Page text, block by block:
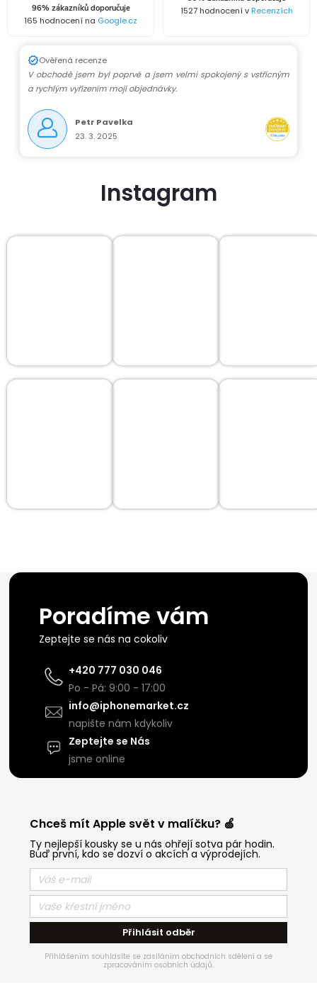
96% zákazníků doporučuje
165 hodnocení na Google.cz
1527 hodnocení vRecenzích
Ověřená recenze
V obchodě jsem byl poprvé a jsem velmi spokojený s vstřícným
a rychlým vyřízením mojí objednávky.
Petr Pavelka
23. 3. 2025
Instagram
Poradíme vám
Zeptejte se nás na cokoliv
+420 777 030 046
Po - Pá: 9:00 - 17:00
info@iphonemarket.cz
napište nám kdykoliv
Zeptejte se Nás
jsme online
Chceš mít Apple svět v malíčku? 🍏
Ty nejlepší kousky se u nás ohřejí sotva pár hodin.
Buď první, kdo se dozví o akcích a výprodejích.
Přihlásit odběr
Přihlášením souhlasíte se zasíláním obchodních sdělení a se
zpracováním osobních údajů.